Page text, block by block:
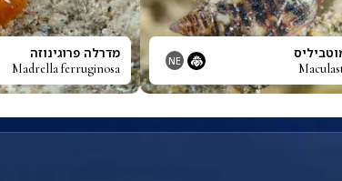
NE מדרלה פרוגינוזה
Madrella ferruginosa